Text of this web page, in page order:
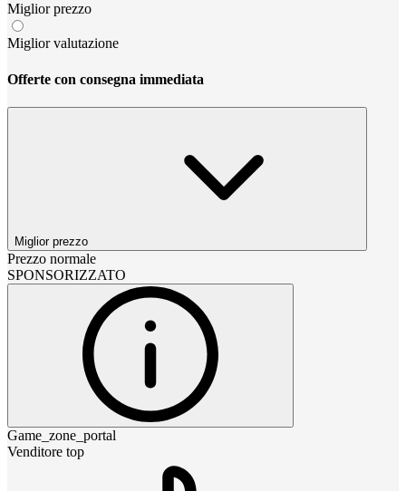
Miglior prezzo
Miglior valutazione
Offerte con consegna immediata
Miglior prezzo
Prezzo normale
SPONSORIZZATO
Game_zone_portal
Venditore top